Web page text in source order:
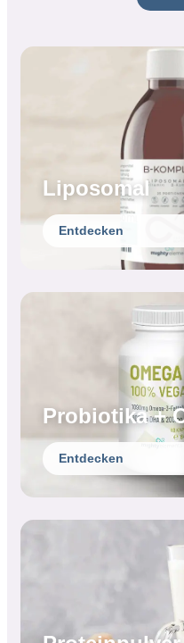
Liposomal
Entdecken
Probiotika +
Entdecken